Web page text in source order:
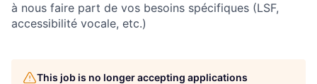
à nous faire part de vos besoins spécifiques (LSF,
accessibilité vocale, etc.)
This job is no longer accepting applications